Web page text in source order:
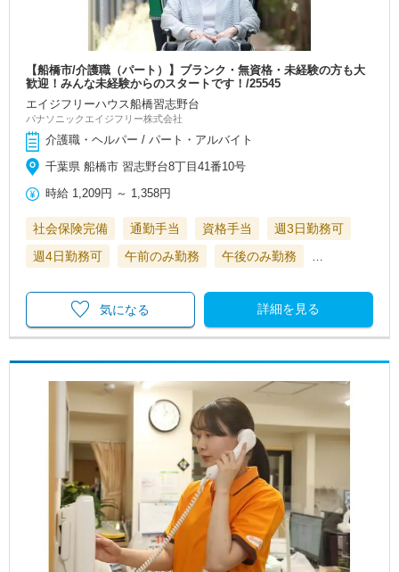
【船橋市/介護職（パート）】ブランク・無資格・未経験の方も大
歓迎！みんな未経験からのスタートです！/25545
エイジフリーハウス船橋習志野台
パナソニックエイジフリー株式会社
介護職・ヘルパー / パート・アルバイト
千葉県 船橋市 習志野台8丁目41番10号
時給 1,209円 ～ 1,358円
社会保険完備 通勤手当 資格手当
週3日勤務可
週4日勤務可
午前のみ勤務 午後のみ勤務
詳細を見る
気になる